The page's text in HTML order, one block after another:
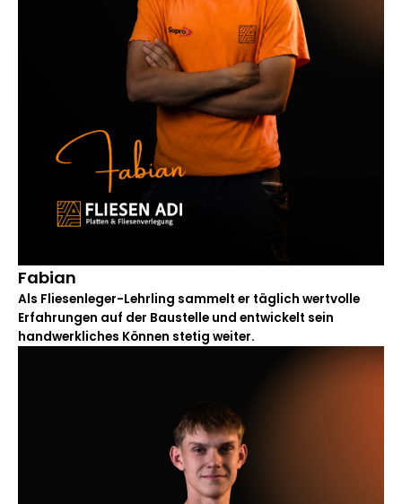
Fabian
Als Fliesenleger-Lehrling sammelt er täglich wertvolle
Erfahrungen auf der Baustelle und entwickelt sein
handwerkliches Können stetig weiter.